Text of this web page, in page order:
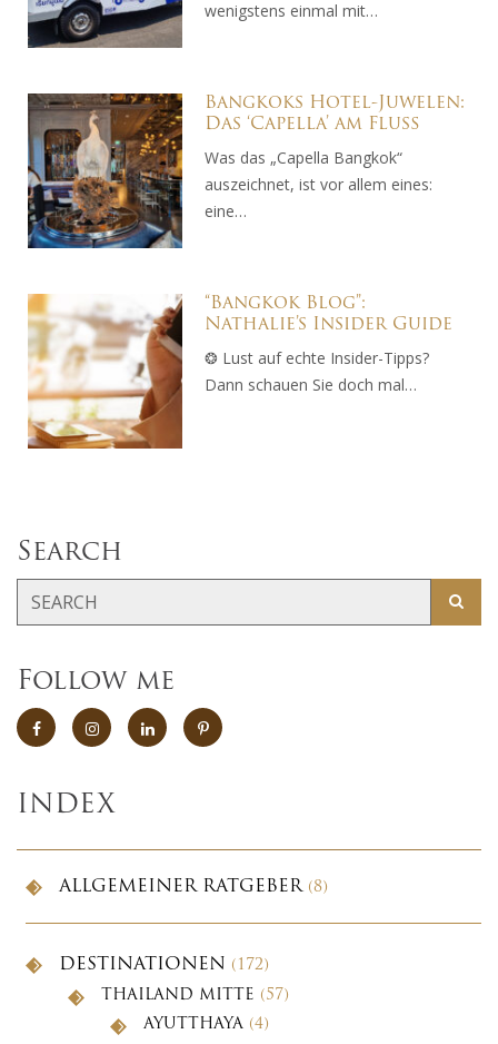
wenigstens einmal mit…
Bangkoks Hotel-Juwelen:
Das ‘Capella’ am Fluß
Was das „Capella Bangkok“
auszeichnet, ist vor allem eines:
eine…
“Bangkok Blog”:
Nathalie’s Insider Guide
❂ Lust auf echte Insider-Tipps?
Dann schauen Sie doch mal…
Search
Follow me
INDEX
ALLGEMEINER RATGEBER(8)
DESTINATIONEN (172)
THAILAND MITTE (57)
AYUTTHAYA (4)